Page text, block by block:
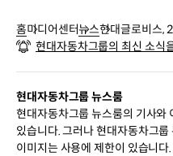
홈미디어센터뉴스현대글로비스,
대비 14.2% 증
현대자동차그룹의 최신 소식
현대자동차그룹 뉴스룸
현대자동차그룹 뉴스룸의 기사와
있습니다. 그러나 현대자동차그
이미지는 사용에 제한이 있습니다.